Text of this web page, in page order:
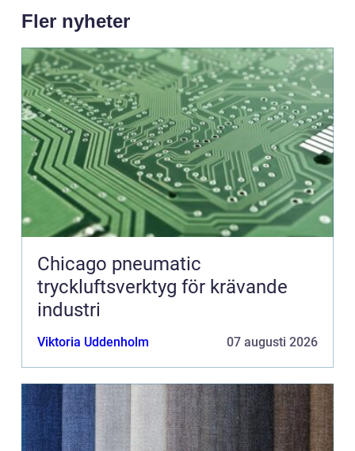
Fler nyheter
Chicago pneumatic
tryckluftsverktyg för krävande
industri
Viktoria Uddenholm 07 augusti 2026